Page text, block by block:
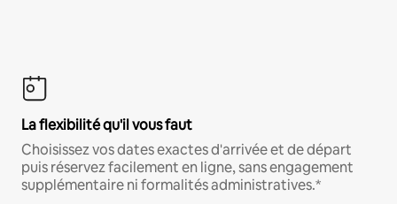
La flexibilité qu'il vous faut
Choisissez vos dates exactes d'arrivée et de départ
puis réservez facilement en ligne, sans engagement
supplémentaire ni formalités administratives.*